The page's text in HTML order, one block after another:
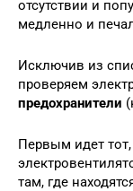
отсутствии и
медленно и
Исключив из
проверяем
предохранители
Первым идет тот,
там, где